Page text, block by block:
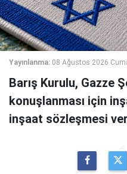
Yayınlanma: 08 Ağustos 2026
Barış Kurulu, Gazze
konuşlanması için
inşaat sözleşmesi